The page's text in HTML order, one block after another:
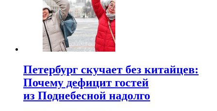
Петербург скучает без китайцев:
Почему дефицит гостей
из Поднебесной надолго